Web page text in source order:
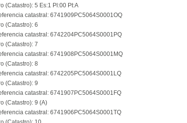
(Catastro): 5 Es:1 Pl:00 Pt:A
catastral: 6741909PC5064S0001OQ
(Catastro): 6
catastral: 6742204PC5064S0001PQ
(Catastro): 7
catastral: 6741908PC5064S0001MQ
(Catastro): 8
catastral: 6742205PC5064S0001LQ
(Catastro): 9
catastral: 6741907PC5064S0001FQ
(Catastro): 9 (A)
catastral: 6741906PC5064S0001TQ